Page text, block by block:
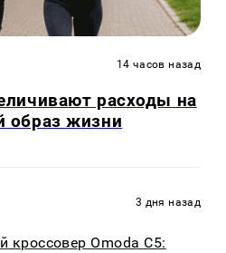
14 часов назад
расходы на
образ жизни
3 дня назад
кроссовер Omoda C5: